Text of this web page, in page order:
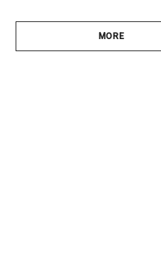
MORE